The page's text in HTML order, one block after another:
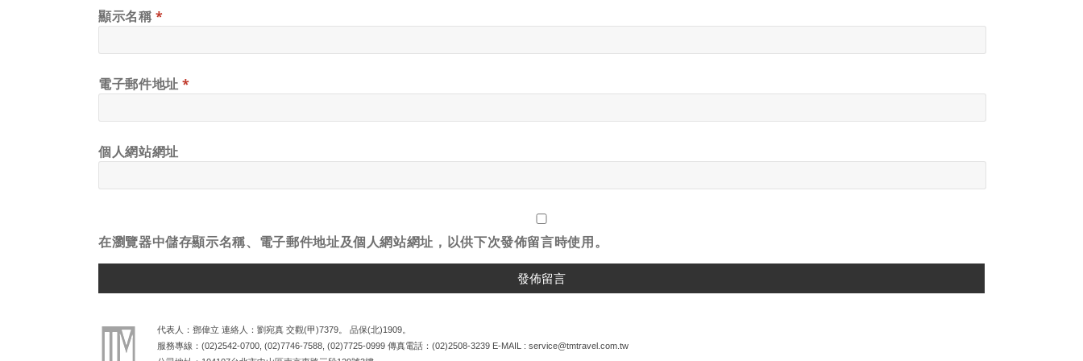
顯示名稱*
電子郵件地址*
個人網站網址
在瀏覽器中儲存顯示名稱、電子郵件地址及個人網站網址，以供下次發佈留言時使用。
代表人：鄧偉立 連絡人：劉宛真 交觀(甲)7379。 品保(北)1909。
服務專線： (02)2542-0700 (02)7746-7588 (02)7725-0999 傳真電話： (02)2508-3239 E-MAIL : service@tmtravel.com.tw